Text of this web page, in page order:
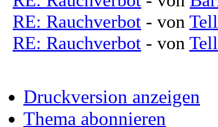
RE: Rauchverbot - von Tell
RE: Rauchverbot - von Tell
Druckversion anzeigen
Thema abonnieren